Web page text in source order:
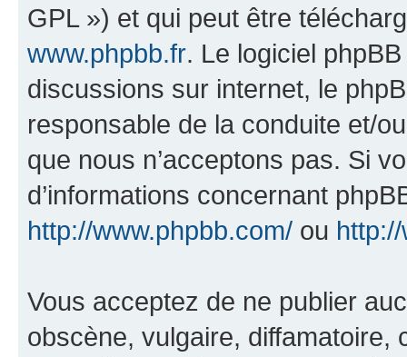
GPL ») et qui peut être
www.phpbb.fr. Le logiciel
discussions sur internet, le
responsable de la conduite et/
que nous n’acceptons pas. Si
d’informations concernant
http://www.phpbb.com/ ou
Vous acceptez de ne publier
obscène, vulgaire, diffamatoire,